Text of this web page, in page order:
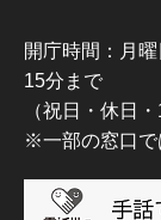
開庁時間：月
15分まで
（祝日・休日
※一部の窓口で